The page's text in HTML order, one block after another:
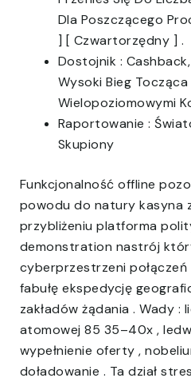
Dla Poszczącego
] [ Czwartorzędny ] .
Dostojnik :
Wysoki Bieg Tocząca
Wielopoziomowymi
Raportowanie :
Skupiony
Funkcjonalność offline
powodu do natury kasyna
przybliżeniu platforma
demonstration nastrój
cyberprzestrzeni połączeń
fabułę ekspedycję
zakładów żądania . Wady :
atomowej 85 35–40x ,
wypełnienie oferty ,
doładowanie . Ta dział